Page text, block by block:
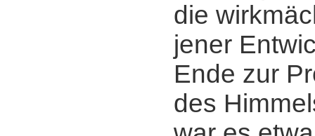
die
jener
Ende zur
des